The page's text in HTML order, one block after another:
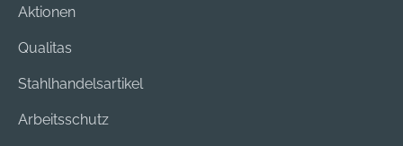
Aktionen
Qualitas
Stahlhandelsartikel
Arbeitsschutz